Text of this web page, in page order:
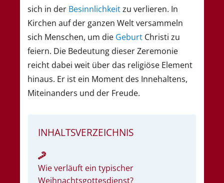
sich in der Besinnlichkeitzu verlieren. In
Kirchen auf der ganzen Welt versammeln
sich Menschen, um die Geburt Christi zu
feiern. Die Bedeutung dieser Zeremonie
reicht dabei weit über das religiöse Element
hinaus. Er ist ein Moment des Innehaltens,
Miteinanders und der Freude.
INHALTSVERZEICHNIS
Wie verläuft ein typischer
Weihnachtsgottesdienst?